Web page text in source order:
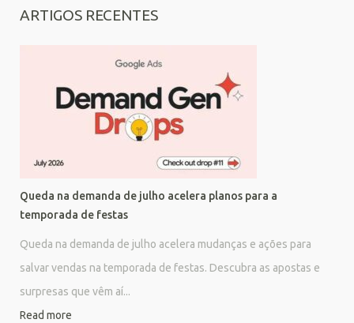
ARTIGOS RECENTES
Queda na demanda de julho acelera planos para a
temporada de festas
Queda na demanda de julho acelera mudanças e ações para
salvar vendas na temporada de festas. Descubra as apostas e
surpresas que vêm aí...
Read more